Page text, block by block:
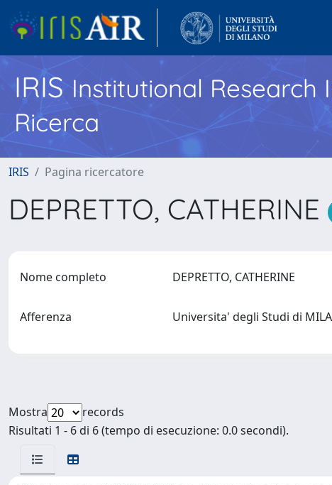
IRISInstitutional Research
Ricerca
IRIS Pagina ricercatore
DEPRETTO, CATHERINE
Nome completo DEPRETTO, CATHERINE
Afferenza Universita' degli Studi di
Mostra
records
Risultati 1 - 6 di 6 (tempo di esecuzione: 0.0 secondi).